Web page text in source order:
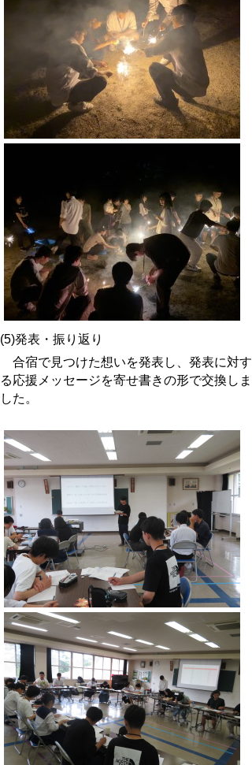
(5)発表・振り返り
合宿で見つけた想いを発表し、発表に対す
る応援メッセージを寄せ書きの形で交換しま
した。